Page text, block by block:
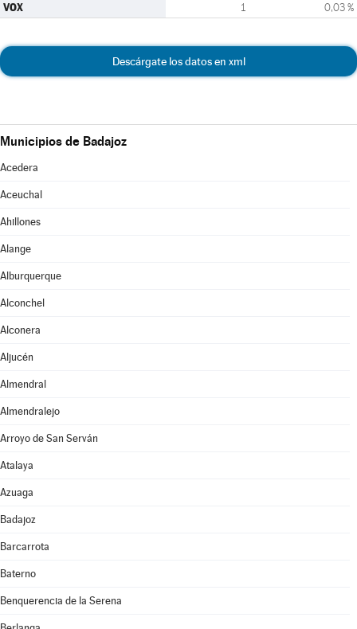
VOX 1 0,03 %
Descárgate los datos en xml
Municipios de Badajoz
Acedera
Aceuchal
Ahillones
Alange
Alburquerque
Alconchel
Alconera
Aljucén
Almendral
Almendralejo
Arroyo de San Serván
Atalaya
Azuaga
Badajoz
Barcarrota
Baterno
Benquerencia de la Serena